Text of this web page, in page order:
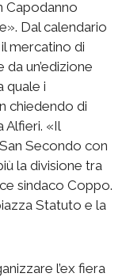
Capodanno
Dal calendario
mercatino di
un’edizione
quale i
chiedendo di
Alfieri. «Il
Secondo con
la divisione tra
sindaco Coppo.
Statuto e la
l’ex fiera